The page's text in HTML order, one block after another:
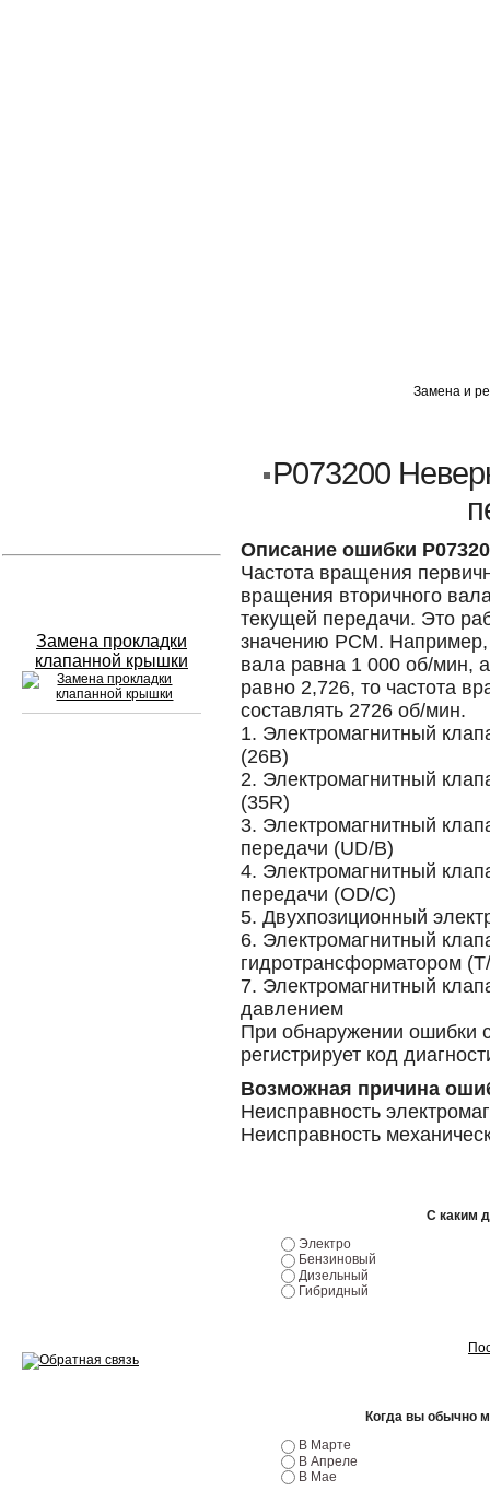
Замена прокладки
клапанной крышки
Замена и
P073200
Описание ошибки
Частота вращения
вращения вторичного
текущей передачи. Это
значению PCM.
вала равна 1 000 об/мин,
равно 2,726, то частота
составлять 2726 об/мин.
1. Электромагнитный
(26B)
2. Электромагнитный
(35R)
3. Электромагнитный
передачи (UD/B)
4. Электромагнитный
передачи (OD/C)
5. Двухпозиционный
6. Электромагнитный
гидротрансформатором
7. Электромагнитный
давлением
При обнаружении ошибки
регистрирует код
Возможная причина
Неисправность
Неисправность
С каким
Электро
Бензиновый
Дизельный
Гибридный
Когда вы обычно
В Марте
В Апреле
В Мае